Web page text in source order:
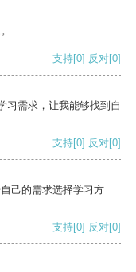
支持[0] 反对[0]
习需求，让我能够找到自
支持[0] 反对[0]
己的需求选择学习方
支持[0] 反对[0]